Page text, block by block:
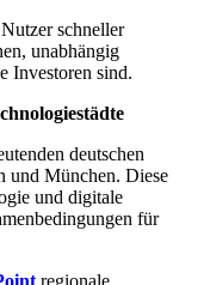
schneller
unabhängig
Investoren sind.
deutschen
und München. Diese
und digitale
für
regionale